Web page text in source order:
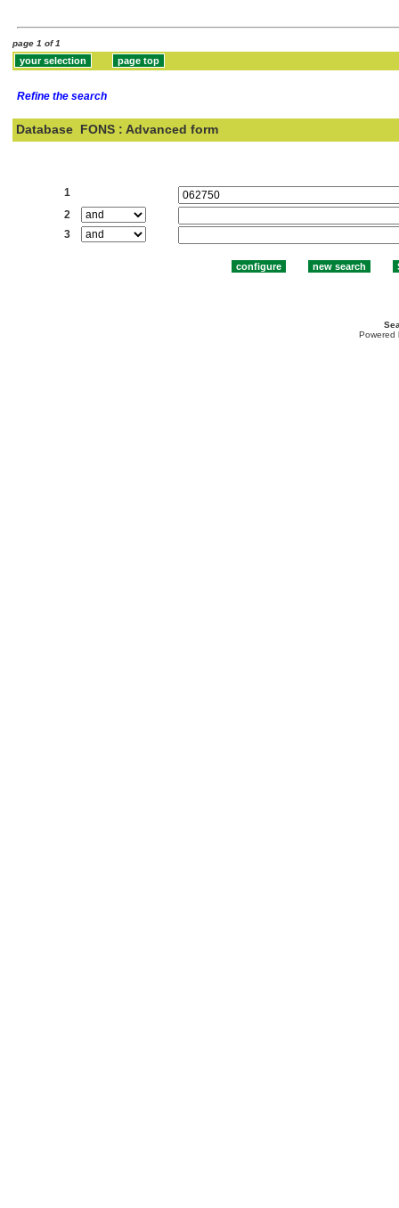
page 1 of 1
Refine the search
Database FONS : Advanced form
1
2
3